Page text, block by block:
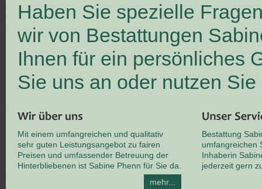
Haben Sie spezielle
wir von Bestattungen
Ihnen für ein persönliches
Sie uns an oder nutzen
Mit einem umfangreichen und qualitativ
sehr guten Leistungsangebot zu fairen
Preisen und umfassender Betreuung der
Hinterbliebenen ist Sabine Phenn für Sie da.
mehr...
Bestattung
umfangreichen
Inhaberin
jederzeit gern